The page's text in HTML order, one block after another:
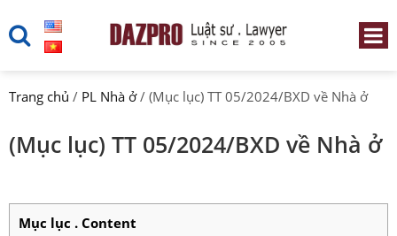
Trang chủ / PL Nhà ở/ (Mục lục) TT 05/2024/BXD về Nhà ở
(Mục lục) TT 05/2024/BXD về Nhà ở
Mục lục . Content